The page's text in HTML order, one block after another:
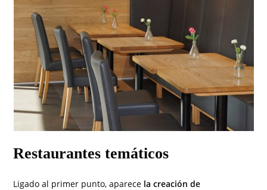
Restaurantes temáticos
Ligado al primer punto, aparece la creación de